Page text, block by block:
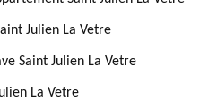
Julien La Vetre
Saint Julien La Vetre
La Vetre